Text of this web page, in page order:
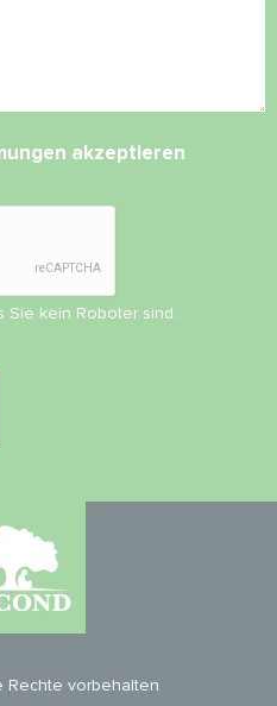
akzeptieren
Sie kein Roboter sind.
Rechte vorbehalten